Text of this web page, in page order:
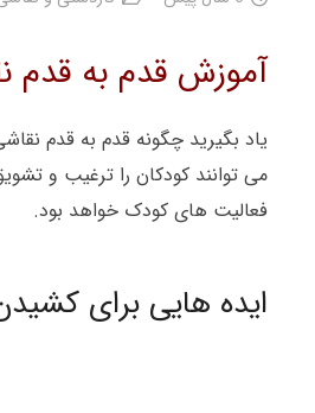
آموزش قدم به قدم
می توانند کودکان را ترغیب و
فعالیت های کودک خواهد بود.
ایده هایی برای